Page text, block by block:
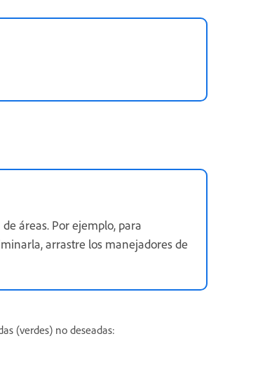
áreas. Por ejemplo, para
arrastre los manejadores de
(verdes) no deseadas: